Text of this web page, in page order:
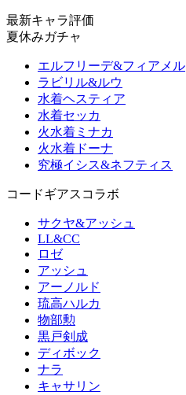
最新キャラ評価
夏休みガチャ
エルフリーデ&フィアメル
ラビリル&ルウ
水着ヘスティア
水着セッカ
火水着ミナカ
火水着ドーナ
究極イシス&ネフティス
コードギアスコラボ
サクヤ&アッシュ
LL&CC
ロゼ
アッシュ
アーノルド
琉高ハルカ
物部勲
黒戸剣成
ディボック
ナラ
キャサリン